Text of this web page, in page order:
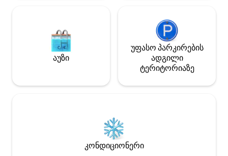
აუზი
უფასო პარკირების
ადგილი
ტერიტორიაზე
კონდიციონერი